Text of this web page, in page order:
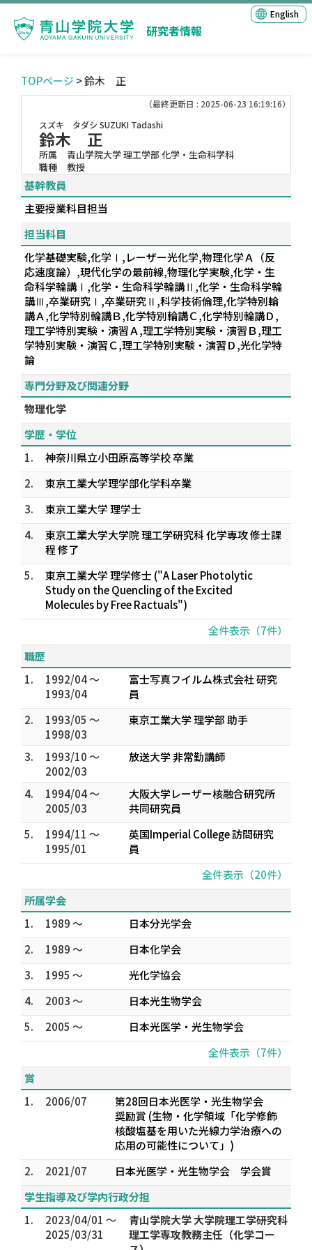
研究者情報
English
TOPページ > 鈴木 正
（最終更新日 : 2025-06-23 16:19:16）
スズキ タダシ SUZUKI Tadashi
鈴木 正
所属
青山学院大学 理工学部 化学・生命科学科
職種
教授
基幹教員
主要授業科目担当
担当科目
化学基礎実験,化学Ⅰ,レーザー光化学,物理化学Ａ（反
応速度論）,現代化学の最前線,物理化学実験,化学・生
命科学輪講Ⅰ,化学・生命科学輪講Ⅱ,化学・生命科学輪
講Ⅲ,卒業研究Ⅰ,卒業研究Ⅱ,科学技術倫理,化学特別輪
講Ａ,化学特別輪講Ｂ,化学特別輪講Ｃ,化学特別輪講Ｄ,
理工学特別実験・演習Ａ,理工学特別実験・演習Ｂ,理工
学特別実験・演習Ｃ,理工学特別実験・演習Ｄ,光化学特
論
専門分野及び関連分野
物理化学
学歴・学位
1.
神奈川県立小田原高等学校 卒業
2.
東京工業大学理学部化学科卒業
3.
東京工業大学 理学士
4.
東京工業大学大学院 理工学研究科 化学専攻 修士課
程 修了
5.
東京工業大学 理学修士 ("A Laser Photolytic
Study on the Quencling of the Excited
Molecules by Free Ractuals")
全件表示（7件）
職歴
1.
1992/04 ～
1993/04
富士写真フイルム株式会社 研究
員
2.
1993/05 ～
1998/03
東京工業大学 理学部 助手
3.
1993/10 ～
2002/03
放送大学 非常勤講師
4.
1994/04 ～
2005/03
大阪大学レーザー核融合研究所
共同研究員
5.
1994/11 ～
1995/01
英国Imperial College 訪問研究
員
全件表示（20件）
所属学会
1.
1989 ～
日本分光学会
2.
1989 ～
日本化学会
3.
1995 ～
光化学協会
4.
2003 ～
日本光生物学会
5.
2005 ～
日本光医学・光生物学会
全件表示（7件）
賞
1.
2006/07
第28回日本光医学・光生物学会
奨励賞 (生物・化学領域「化学修飾
核酸塩基を用いた光線力学治療への
応用の可能性について」)
2.
2021/07
日本光医学・光生物学会 学会賞
学生指導及び学内行政分担
1.
2023/04/01 ～
2025/03/31
青山学院大学 大学院理工学研究科
理工学専攻教務主任（化学コー